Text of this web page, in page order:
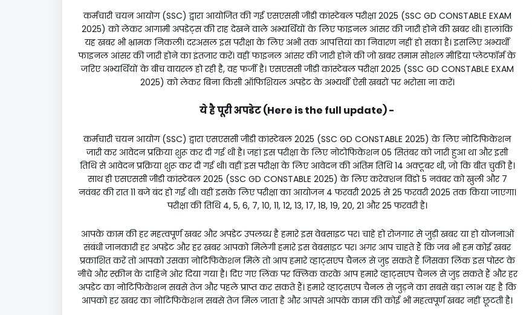
कर्मचारी चयन आयोग (SSC) द्वारा आयोजित की गई एसएससी जीडी कांस्टेबल परीक्षा 2025 (SSC GD CONSTABLE EXAM
2025) को लेकर आगामी अपडेट्स की राह देखने वाले अभ्यर्थियों के लिए फाइनल आंसर की जारी होने की खबर थी। हालांकि
यह खबर भी भ्रामक निकली। दरअसल इस परीक्षा के लिए अभी तक आपत्तियां का निवारण नहीं हो सका है। इसलिए अभ्यर्थी
फाइनल आंसर की जारी होने का इंतजार करें। वहीं फाइनल आंसर की जारी होने की जो खबर तमाम सोशल मीडिया प्लेटफॉर्म के
जरिए अभ्यर्थियों के बीच वायरल हो रही है, वह फर्जी है। एसएससी जीडी कांस्टेबल परीक्षा 2025 (SSC GD CONSTABLE EXAM
2025) को लेकर बिना किसी ऑफिशियल अपडेट के अभ्यर्थी ऐसी खबरों पर भरोसा ना करें।
ये है पूरी अपडेट (Here is the full update) -
कर्मचारी चयन आयोग (SSC) द्वारा एसएससी जीडी कांस्टेबल 2025 (SSC GD CONSTABLE 2025) के लिए नोटिफिकेशन
जारी कर आवेदन प्रक्रिया शुरू कर दी गई थी है। जहां इस परीक्षा के लिए नोटोफिकेशन 05 सितंबर को जारी हुआ था और इसी
तिथि से आवेदन प्रक्रिया शुरू कर दी गई थी। वहीं इस परीक्षा के लिए आवेदन की अंतिम तिथि 14 अक्टूबर थी, जो कि बीत चुकी है।
साथ ही एसएससी जीडी कांस्टेबल 2025 (SSC GD CONSTABLE 2025) के लिए करेक्शन विंडो 5 नवंबर को खुली और 7
नवंबर की रात 11 बजे बंद हो गई थी। वहीं इसके लिए परीक्षा का आयोजन 4 फरवरी 2025 से 25 फरवरी 2025 तक किया जाएगा।
परीक्षा की तिथि 4, 5, 6, 7, 10, 11, 12, 13, 17, 18, 19, 20, 21 और 25 फरवरी है।
आपके काम की हर महत्वपूर्ण खबर और अपडेट उपलब्ध है हमारे इस वेबसाइट पर। चाहे हो रोजगार से जुड़ी खबर या हो योजनाओं
संबंधी जानकारी हर अपडेट और हर खबर आपको मिलेगी हमारे इस वेबसाइट पर। अगर आप चाहते हैं कि जब भी हम कोई खबर
प्रकाशित करें तो आपको उसका नोटिफिकेशन मिले तो आप हमारे व्हाट्सएप चैनल से जुड़ सकते हैं जिसका लिंक इस पोस्ट के
नीचे और स्क्रीन के दाहिने ओर दिया गया है। दिए गए लिंक पर क्लिक करके आप हमारे व्हाट्सएप चैनल से जुड़ सकते हैं और हर
अपडेट का नोटिफिकेशन सबसे तेज और पहले प्राप्त कर सकते हैं। हमारे व्हाट्सएप चैनल से जुड़ने का सबसे बड़ा लाभ यह है कि
आपको हर खबर का नोटिफिकेशन सबसे तेज मिल जाता है और आपसे आपके काम की कोई भी महत्वपूर्ण खबर नहीं छूटती है।